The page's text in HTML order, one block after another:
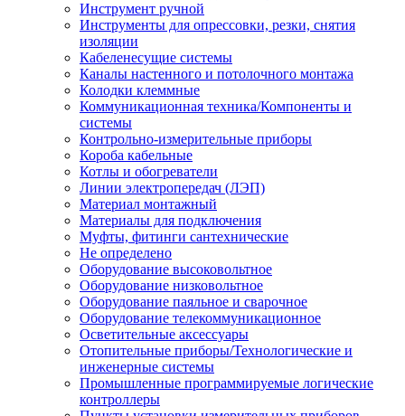
Инструмент ручной
Инструменты для опрессовки, резки, снятия
изоляции
Кабеленесущие системы
Каналы настенного и потолочного монтажа
Колодки клеммные
Коммуникационная техника/Компоненты и
системы
Контрольно-измерительные приборы
Короба кабельные
Котлы и обогреватели
Линии электропередач (ЛЭП)
Материал монтажный
Материалы для подключения
Муфты, фитинги сантехнические
Не определено
Оборудование высоковольтное
Оборудование низковольтное
Оборудование паяльное и сварочное
Оборудование телекоммуникационное
Осветительные аксессуары
Отопительные приборы/Технологические и
инженерные системы
Промышленные программируемые логические
контроллеры